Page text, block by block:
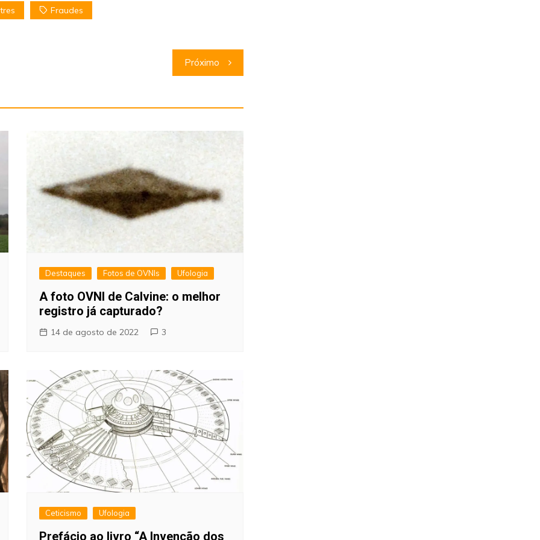
Fraudes
Próximo
Destaques Fotos de OVNIs Ufologia
A foto OVNI de Calvine: o melhor
registro já capturado?
14 de agosto de 2022 3
Ceticismo Ufologia
Prefácio ao livro “A Invenção dos